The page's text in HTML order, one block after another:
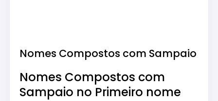
Nomes Compostos com Sampaio
Nomes Compostos com
Sampaio no Primeiro nome